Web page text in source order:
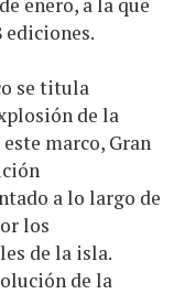
enero, a la que
ediciones.
se titula
de la
este marco, Gran
a lo largo de
los
de la isla.
de la